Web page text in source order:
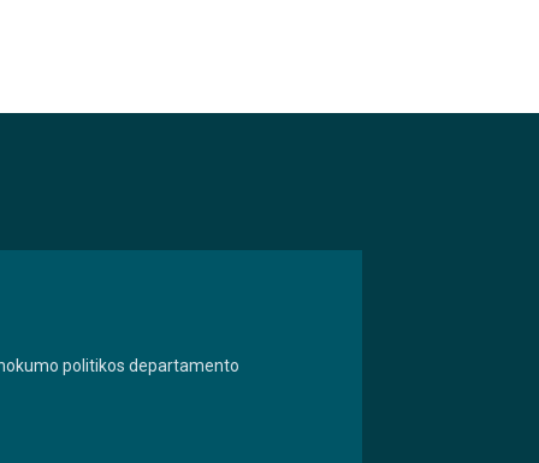
politikos departamento